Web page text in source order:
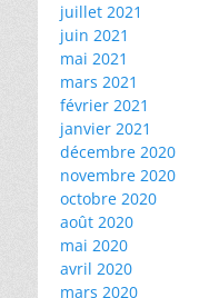
juillet 2021
juin 2021
mai 2021
mars 2021
février 2021
janvier 2021
décembre 2020
novembre 2020
octobre 2020
août 2020
mai 2020
avril 2020
mars 2020